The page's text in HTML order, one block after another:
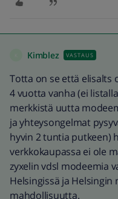
Kimblez VASTAUS
Totta on se että elisalts
4 vuotta vanha (ei
merkkistä uutta
ja yhteysongelmat
hyvin 2 tuntia putkeen)
verkkokaupassa ei ole
zyxelin vdsl modeemia
Helsingissä ja Helsingin
mahdollisuutta.